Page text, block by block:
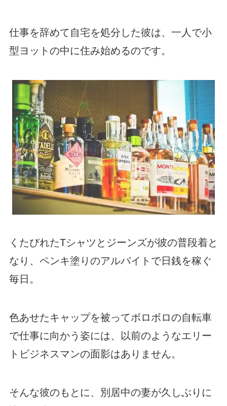
仕事を辞めて自宅を処分した彼は、一人で小
型ヨットの中に住み始めるのです。
くたびれたTシャツとジーンズが彼の普段着と
なり、ペンキ塗りのアルバイトで日銭を稼ぐ
毎日。
色あせたキャップを被ってボロボロの自転車
で仕事に向かう姿には、以前のようなエリー
トビジネスマンの面影はありません。
そんな彼のもとに、別居中の妻が久しぶりに